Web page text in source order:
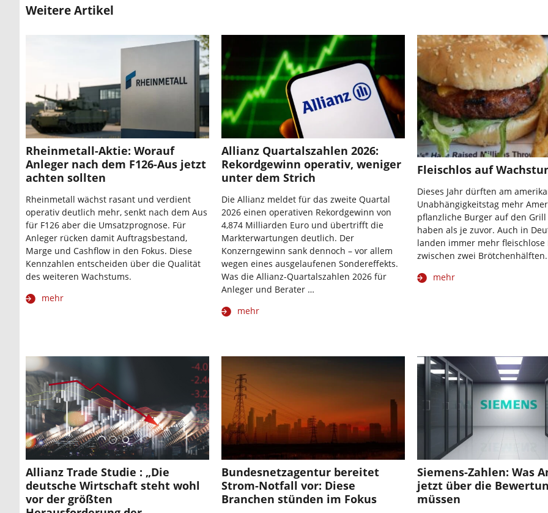
Weitere Artikel
Rheinmetall-Aktie: Worauf
Anleger nach dem F126-Aus jetzt
achten sollten
Rheinmetall wächst rasant und verdient
operativ deutlich mehr, senkt nach dem Aus
für F126 aber die Umsatzprognose. Für
Anleger rücken damit Auftragsbestand,
Marge und Cashflow in den Fokus. Diese
Kennzahlen entscheiden über die Qualität
des weiteren Wachstums.
mehr
Allianz Quartalszahlen 2026:
Rekordgewinn operativ, weniger
unter dem Strich
Die Allianz meldet für das zweite Quartal
2026 einen operativen Rekordgewinn von
4,874 Milliarden Euro und übertrifft die
Markterwartungen deutlich. Der
Konzerngewinn sank dennoch – vor allem
wegen eines ausgelaufenen Sondereffekts.
Was die Allianz-Quartalszahlen 2026 für
Anleger und Berater …
mehr
Fleischlos auf
Dieses Jahr dürften am
Unabhängigkeitstag mehr
pflanzliche Burger auf den
haben als je zuvor. Auch in
landen immer mehr fleischlose
zwischen zwei Brötchenhälften.
mehr
Allianz Trade Studie : „Die
deutsche Wirtschaft steht wohl
vor der größten
Bundesnetzagentur bereitet
Strom-Notfall vor: Diese
Branchen stünden im Fokus
Siemens-Zahlen: Was
jetzt über die
müssen